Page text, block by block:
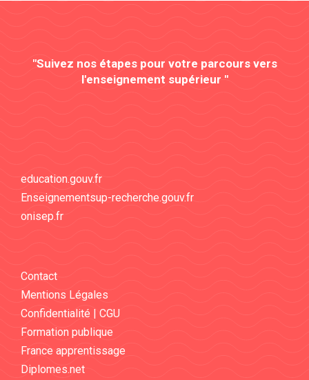
"Suivez nos étapes pour votre parcours vers
l'enseignement supérieur "
education.gouv.fr
Enseignementsup-recherche.gouv.fr
onisep.fr
Contact
Mentions Légales
Confidentialité | CGU
Formation publique
France apprentissage
Diplomes.net